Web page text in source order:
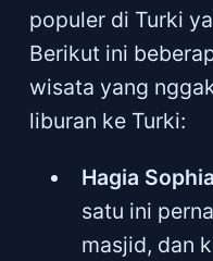
populer di Turki
Berikut ini
wisata yang
liburan ke Turki:
Hagia
satu ini
masjid, dan